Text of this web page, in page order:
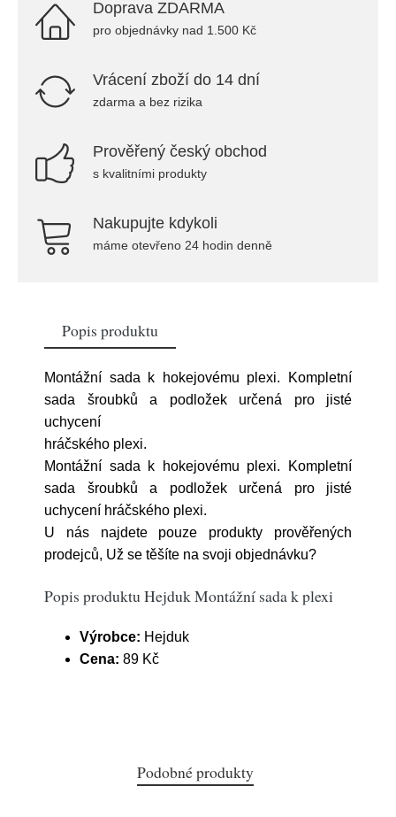
Doprava ZDARMA
pro objednávky nad 1.500 Kč
Vrácení zboží do 14 dní
zdarma a bez rizika
Prověřený český obchod
s kvalitními produkty
Nakupujte kdykoli
máme otevřeno 24 hodin denně
Popis produktu
Montážní sada k hokejovému plexi. Kompletní
sada šroubků a podložek určená pro jisté
uchycení
hráčského plexi.
Montážní sada k hokejovému plexi. Kompletní
sada šroubků a podložek určená pro jisté
uchycení hráčského plexi.
U nás najdete pouze produkty prověřených
prodejců, Už se těšíte na svoji objednávku?
Popis produktu Hejduk Montážní sada k plexi
Výrobce: Hejduk
Cena: 89 Kč
Podobné produkty